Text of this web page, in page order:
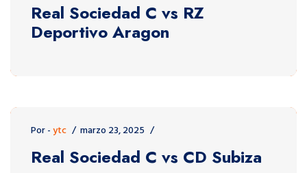
Real Sociedad C vs RZ
Deportivo Aragon
Por -ytc marzo 23, 2025
Real Sociedad C vs CD Subiza